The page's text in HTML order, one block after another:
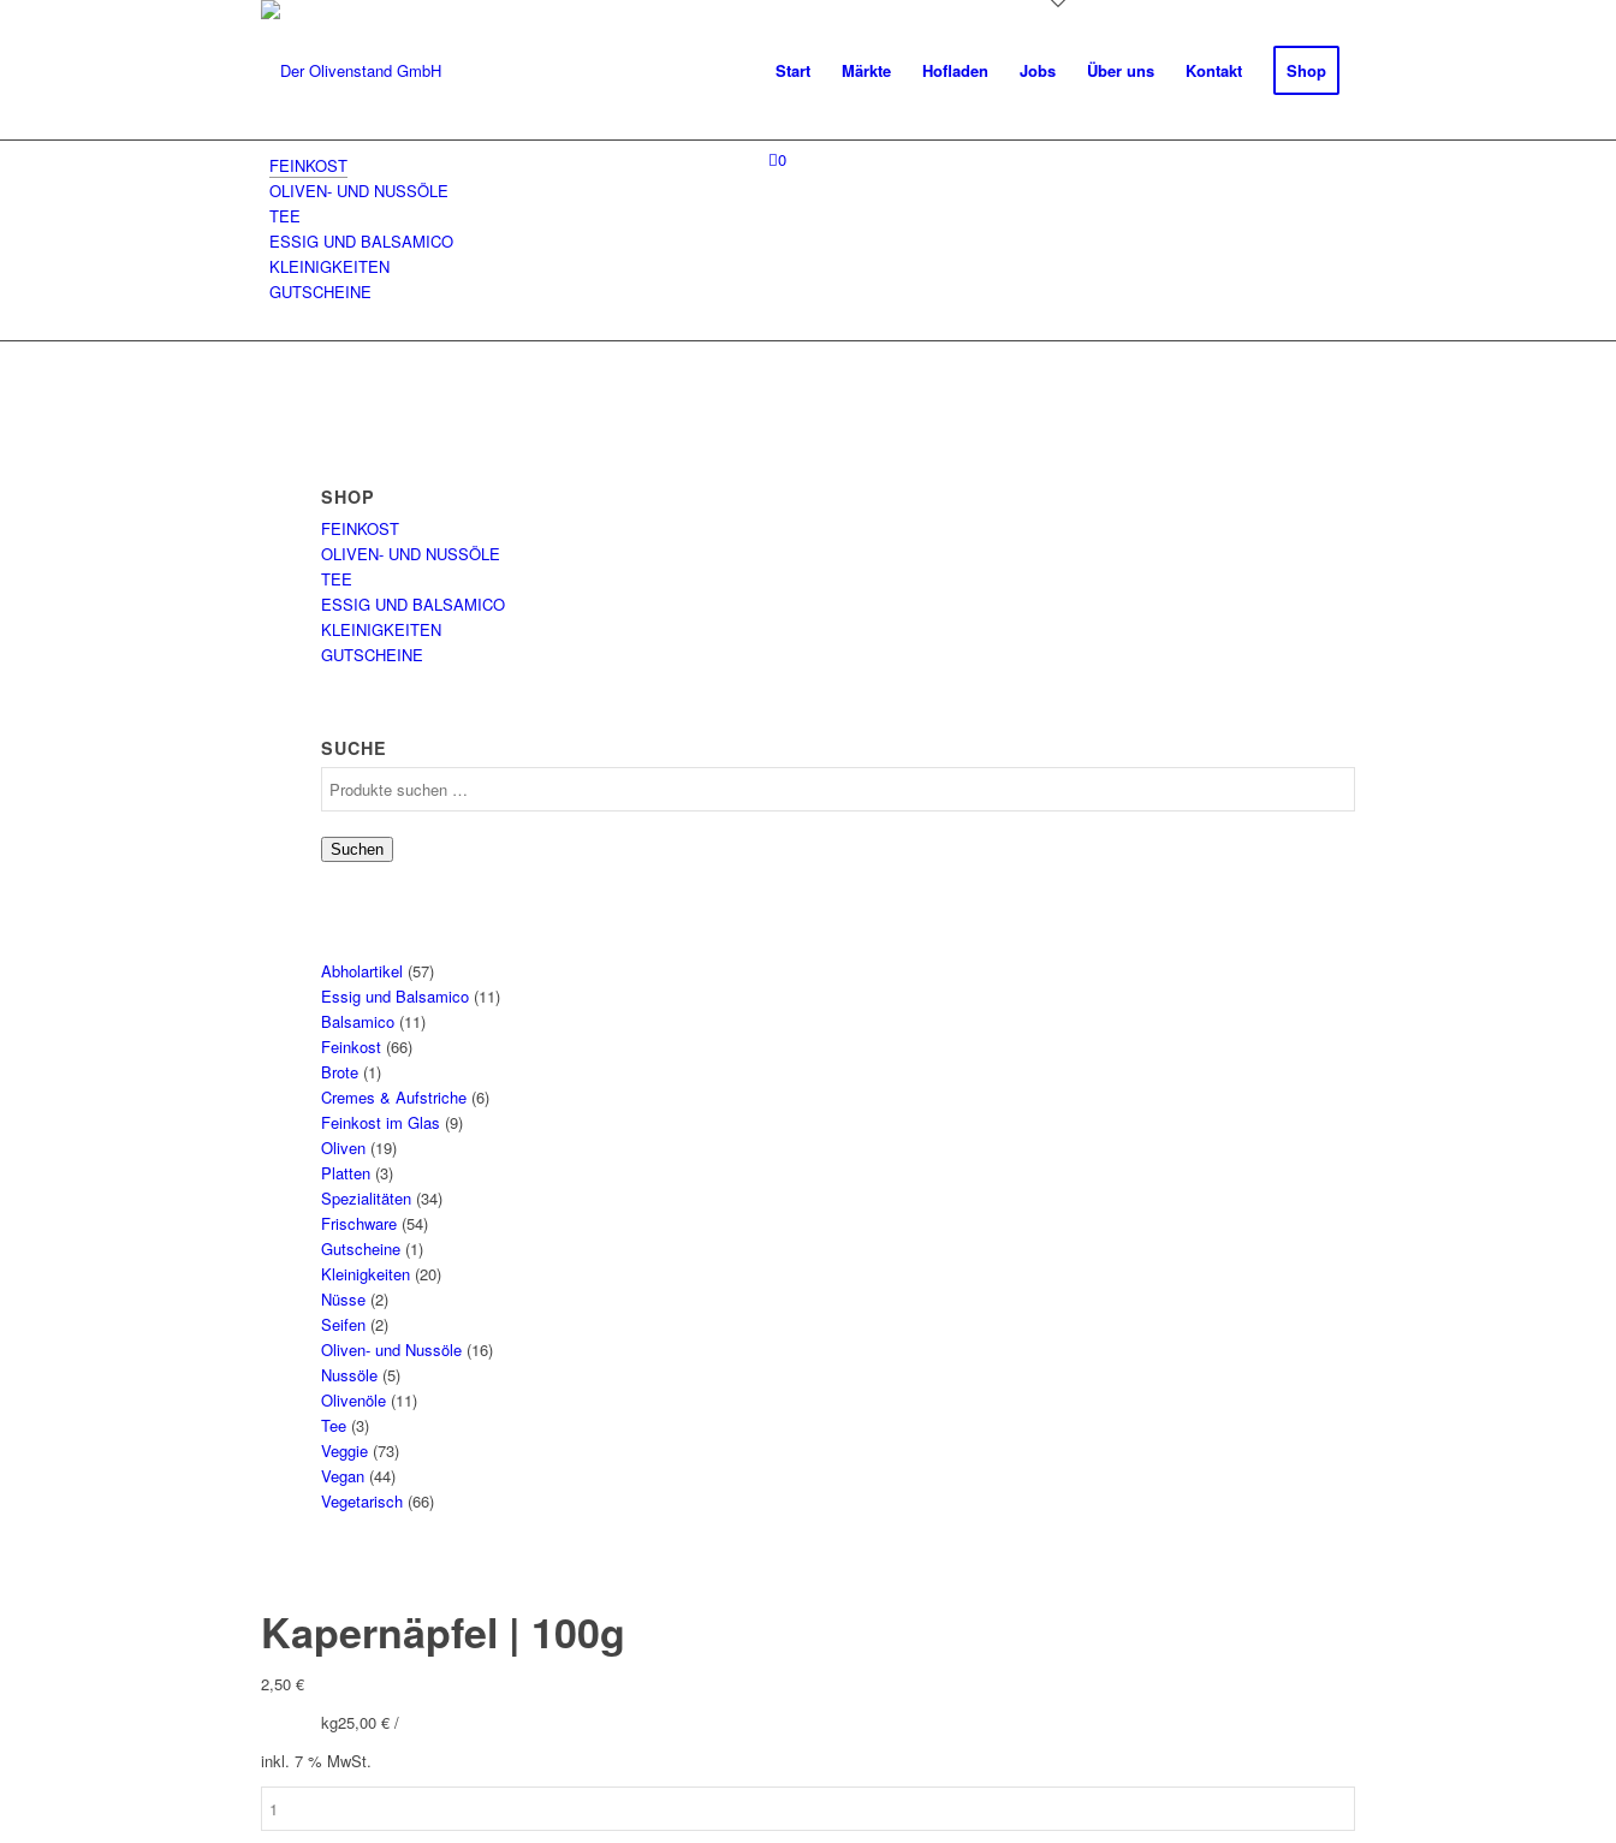
Start Märkte Hofladen Jobs Über uns Kontakt Shop
0
FEINKOST
OLIVEN- UND NUSSÖLE
TEE
ESSIG UND BALSAMICO
KLEINIGKEITEN
GUTSCHEINE
SHOP
FEINKOST
OLIVEN- UND NUSSÖLE
TEE
ESSIG UND BALSAMICO
KLEINIGKEITEN
GUTSCHEINE
SUCHE
Suchen
Abholartikel (57)
Essig und Balsamico (11)
Balsamico (11)
Feinkost (66)
Brote (1)
Cremes & Aufstriche (6)
Feinkost im Glas (9)
Oliven (19)
Platten (3)
Spezialitäten (34)
Frischware (54)
Gutscheine (1)
Kleinigkeiten (20)
Nüsse (2)
Seifen (2)
Oliven- und Nussöle (16)
Nussöle (5)
Olivenöle (11)
Tee (3)
Veggie (73)
Vegan (44)
Vegetarisch (66)
Kapernäpfel | 100g
2,50 €
25,00 € /
kg
inkl. 7 % MwSt.